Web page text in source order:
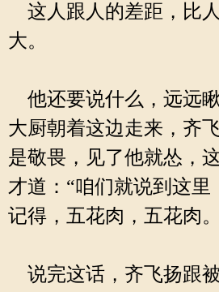
这人跟人的差距，比
大。
他还要说什么，远远
大厨朝着这边走来，齐
是敬畏，见了他就怂，
才道：“咱们就说到这里
记得，五花肉，五花肉
说完这话，齐飞扬跟